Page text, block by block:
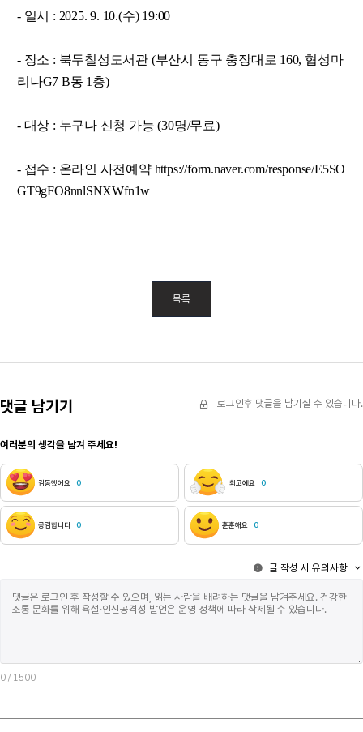
- 일시 : 2025. 9. 10.(수) 19:00
- 장소 : 북두칠성도서관 (부산시 동구 충장대로 160, 협성마
리나G7 B동 1층)
- 대상 : 누구나 신청 가능 (30명/무료)
- 접수 : 온라인 사전예약 https://form.naver.com/response/E5SO
GT9gFO8nnlSNXWfn1w
목록
댓글 남기기 로그인후 댓글을 남기실 수 있습니다.
여러분의 생각을 남겨 주세요!
감동했어요 0 최고에요 0
공감합니다 0 훈훈해요 0
글 작성 시 유의사항
0 / 1500